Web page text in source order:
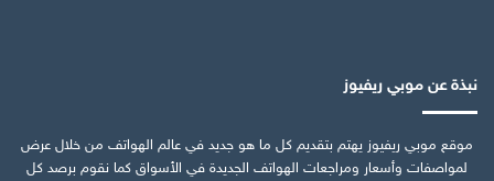
نبذة عن موبي ريفيوز
موقع موبي ريفيوز يهتم بتقديم كل ما هو جديد في عالم الهواتف من خلال عرض
لمواصفات وأسعار ومراجعات الهواتف الجديدة في الأسواق كما نقوم برصد كل